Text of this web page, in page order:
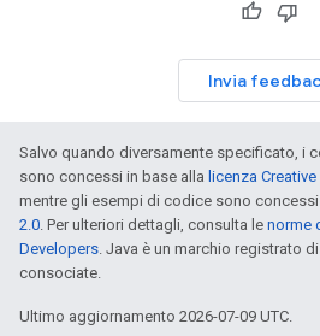
Invia
Salvo quando diversamente specificato, i
sono concessi in base alla licenza
mentre gli esempi di codice sono concessi
2.0. Per ulteriori dettagli, consulta le norme
Developers. Java è un marchio registrato
consociate.
Ultimo aggiornamento 2026-07-09 UTC.